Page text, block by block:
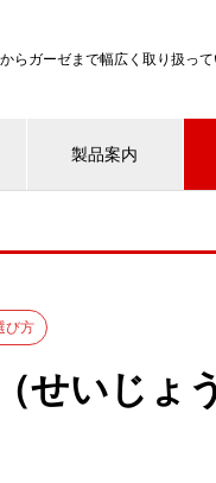
ガーゼまで幅広く取り扱って
製品案内
び方
せいじょ